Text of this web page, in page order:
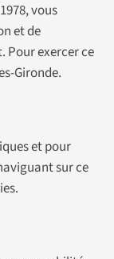
vous
et de
Pour exercer ce
Gironde.
et pour
sur ce